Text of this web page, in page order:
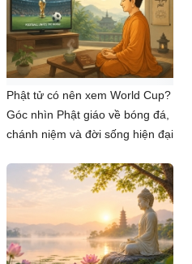
Phật tử có nên xem World Cup?
Góc nhìn Phật giáo về bóng đá,
chánh niệm và đời sống hiện đại